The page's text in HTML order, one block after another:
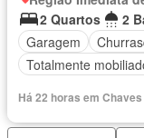
2 Quartos
2
Garagem
Totalmente
Há 22 horas em